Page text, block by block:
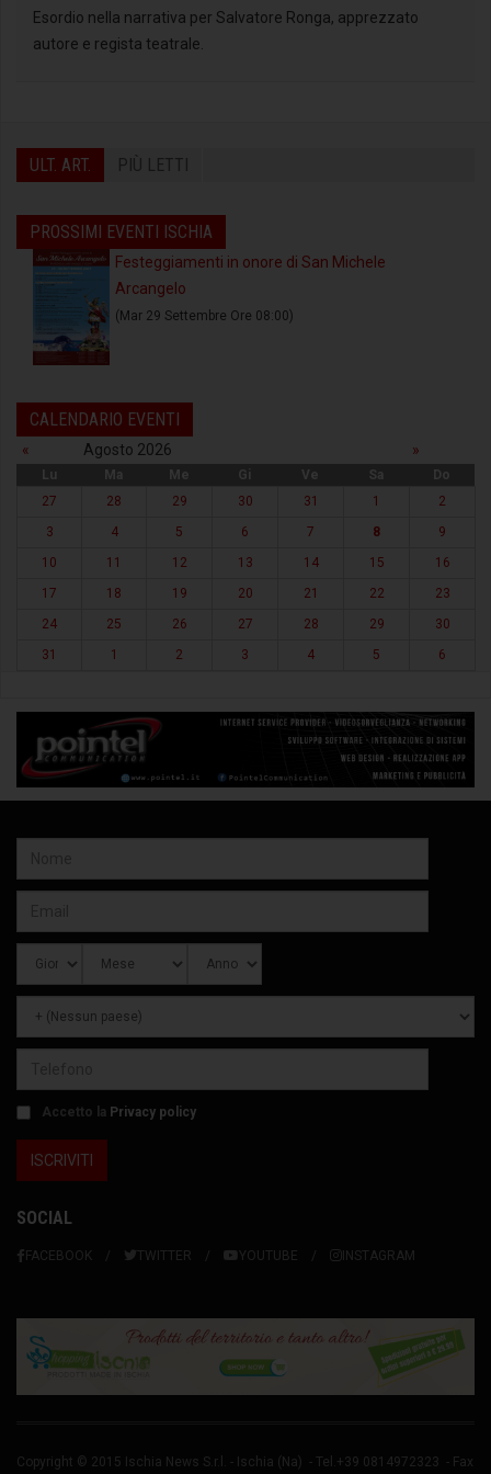
Esordio nella narrativa per Salvatore Ronga, apprezzato
autore e regista teatrale.
ULT. ART. PIÙ LETTI
PROSSIMI EVENTI ISCHIA
Festeggiamenti in onore di San Michele
Arcangelo
(Mar 29 Settembre Ore 08:00)
CALENDARIO EVENTI
« Agosto 2026 »
Lu Ma Me Gi Ve Sa
Do
27
28 29 30 31 1
2
3
4 5 6 7 8
9
10
11 12 13 14 15
16
17
18 19 20 21 22
23
24
25 26 27 28 29
30
31
1 2 3 4 5 6
Accetto la Privacy policy
SOCIAL
FACEBOOK TWITTER YOUTUBE INSTAGRAM
Copyright © 2015 Ischia News S.r.l. - Ischia (Na) - Tel.+39 0814972323 - Fax